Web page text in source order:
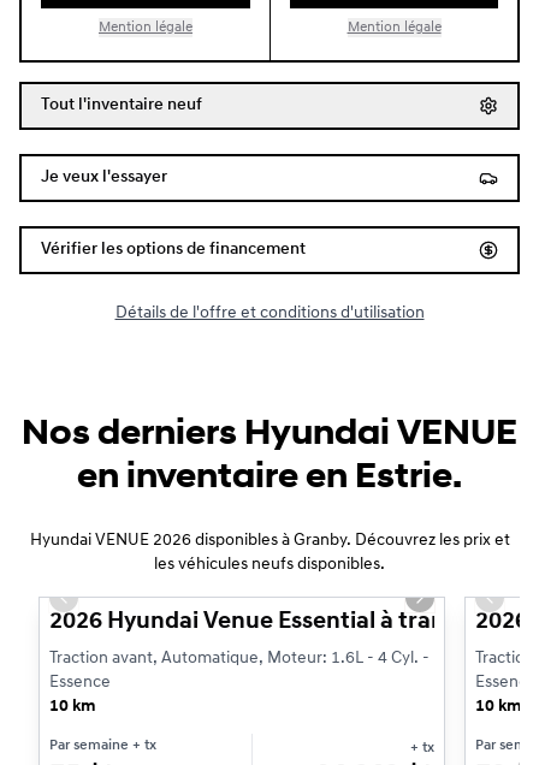
Mention légale Mention légale
Tout l'inventaire neuf
Je veux l'essayer
Vérifier les options de financement
Détails de l'offre et conditions d'utilisation
Nos derniers Hyundai VENUE
en inventaire en Estrie.
Hyundai VENUE 2026 disponibles à Granby. Découvrez les prix et
les véhicules neufs disponibles.
Previous slide Next slide
2026 Hyundai Venue Essential à
Traction avant, Automatique, Moteur: 1.6L - 4 Cyl. -
Essence
10 km
Par semaine + tx + tx
2026
Essence
10 km
Par